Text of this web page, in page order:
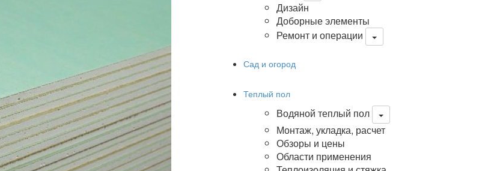
Дизайн
Доборные элементы
Ремонт и операции
Сад и огород
Теплый пол
Водяной теплый пол
Монтаж, укладка, расчет
Обзоры и цены
Области применения